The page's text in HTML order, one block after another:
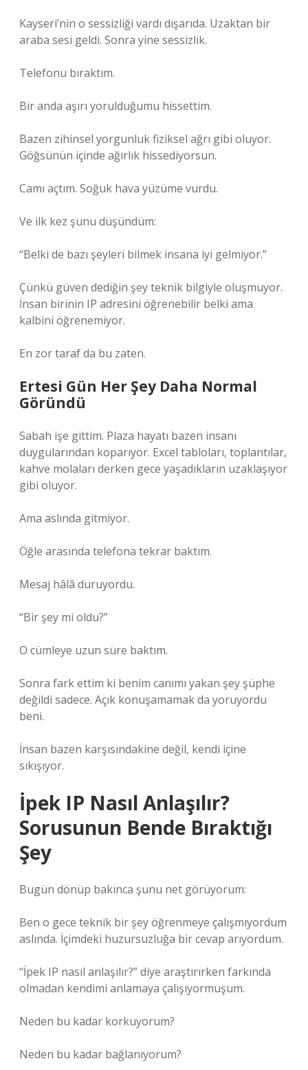
Kayseri’nin o sessizliği vardı dışarıda. Uzaktan bir
araba sesi geldi. Sonra yine sessizlik.
Telefonu bıraktım.
Bir anda aşırı yorulduğumu hissettim.
Bazen zihinsel yorgunluk fiziksel ağrı gibi oluyor.
Göğsünün içinde ağırlık hissediyorsun.
Camı açtım. Soğuk hava yüzüme vurdu.
Ve ilk kez şunu düşündüm:
“Belki de bazı şeyleri bilmek insana iyi gelmiyor.”
Çünkü güven dediğin şey teknik bilgiyle oluşmuyor.
İnsan birinin IP adresini öğrenebilir belki ama
kalbini öğrenemiyor.
En zor taraf da bu zaten.
Ertesi Gün Her Şey Daha Normal
Göründü
Sabah işe gittim. Plaza hayatı bazen insanı
duygularından koparıyor. Excel tabloları, toplantılar,
kahve molaları derken gece yaşadıkların uzaklaşıyor
gibi oluyor.
Ama aslında gitmiyor.
Öğle arasında telefona tekrar baktım.
Mesaj hâlâ duruyordu.
“Bir şey mi oldu?”
O cümleye uzun süre baktım.
Sonra fark ettim ki benim canımı yakan şey şüphe
değildi sadece. Açık konuşamamak da yoruyordu
beni.
İnsan bazen karşısındakine değil, kendi içine
sıkışıyor.
İpek IP Nasıl Anlaşılır?
Sorusunun Bende Bıraktığı
Şey
Bugün dönüp bakınca şunu net görüyorum:
Ben o gece teknik bir şey öğrenmeye çalışmıyordum
aslında. İçimdeki huzursuzluğa bir cevap arıyordum.
“İpek IP nasıl anlaşılır?” diye araştırırken farkında
olmadan kendimi anlamaya çalışıyormuşum.
Neden bu kadar korkuyorum?
Neden bu kadar bağlanıyorum?